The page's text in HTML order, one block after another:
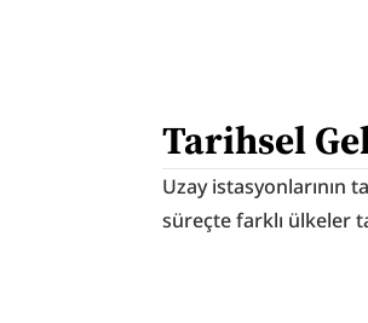
Tarihsel
Uzay istasyonlarının
süreçte farklı ülkeler